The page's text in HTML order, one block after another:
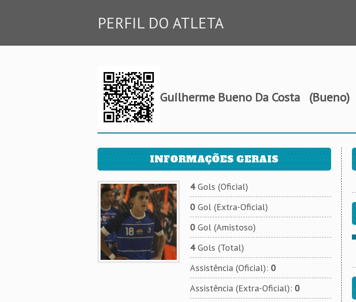
PERFIL DO ATLETA
Guilherme Bueno Da Costa (Bueno)
INFORMAÇÕES GERAIS
4Gols (Oficial)
0Gol (Extra-Oficial)
0Gol (Amistoso)
4Gols (Total)
Assistência (Oficial): 0
Assistência (Extra-Oficial): 0